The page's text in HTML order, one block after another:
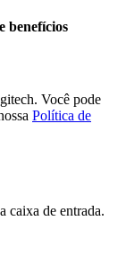
benefícios
Você pode
Política de
caixa de entrada.